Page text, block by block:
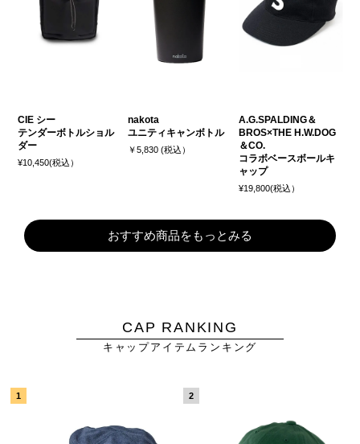
CIE シー
テンダーボトルショル
ダー
¥10,450(税込）
nakota
ユニティキャンボトル
￥5,830 (税込）
A.G.SPALDING＆
BROS×THE H.W.DOG
＆CO.
コラボベースボールキ
ャップ
¥19,800(税込）
おすすめ商品をもっとみる
CAP RANKING
キャップアイテムランキング